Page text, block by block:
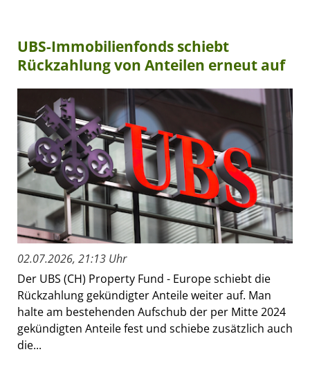
UBS-Immobilienfonds schiebt
Rückzahlung von Anteilen erneut auf
02.07.2026, 21:13 Uhr
Der UBS (CH) Property Fund - Europe schiebt die
Rückzahlung gekündigter Anteile weiter auf. Man
halte am bestehenden Aufschub der per Mitte 2024
gekündigten Anteile fest und schiebe zusätzlich auch
die...